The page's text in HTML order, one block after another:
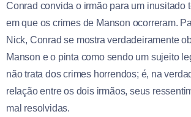
Conrad convida o irmão para um inusitado
em que os crimes de Manson ocorreram.
Nick, Conrad se mostra verdadeiramente
Manson e o pinta como sendo um sujeito
não trata dos crimes horrendos; é, na
relação entre os dois irmãos, seus
mal resolvidas.